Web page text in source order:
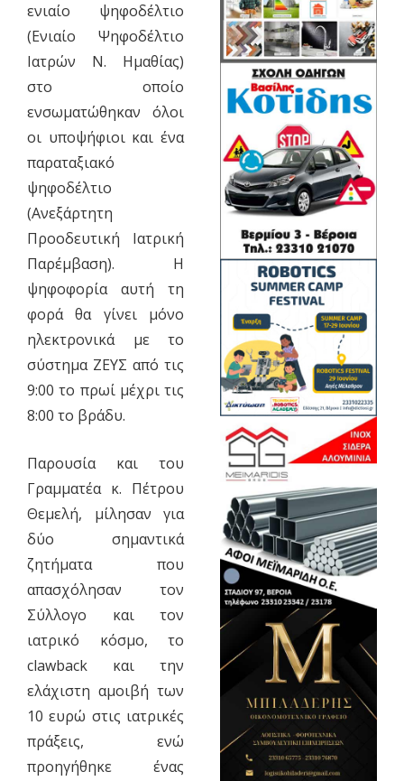
ενιαίο ψηφοδέλτιο
(Ενιαίο Ψηφοδέλτιο
Ιατρών Ν. Ημαθίας)
στο οποίο
ενσωματώθηκαν όλοι
οι υποψήφιοι και ένα
παραταξιακό
ψηφοδέλτιο
(Ανεξάρτητη
Προοδευτική Ιατρική
Παρέμβαση). Η
ψηφοφορία αυτή τη
φορά θα γίνει μόνο
ηλεκτρονικά με το
σύστημα ΖΕΥΣ από τις
9:00 το πρωί μέχρι τις
8:00 το βράδυ.
Παρουσία και του
Γραμματέα κ. Πέτρου
Θεμελή, μίλησαν για
δύο σημαντικά
ζητήματα που
απασχόλησαν τον
Σύλλογο και τον
ιατρικό κόσμο, το
clawback και την
ελάχιστη αμοιβή των
10 ευρώ στις ιατρικές
πράξεις, ενώ
προηγήθηκε ένας